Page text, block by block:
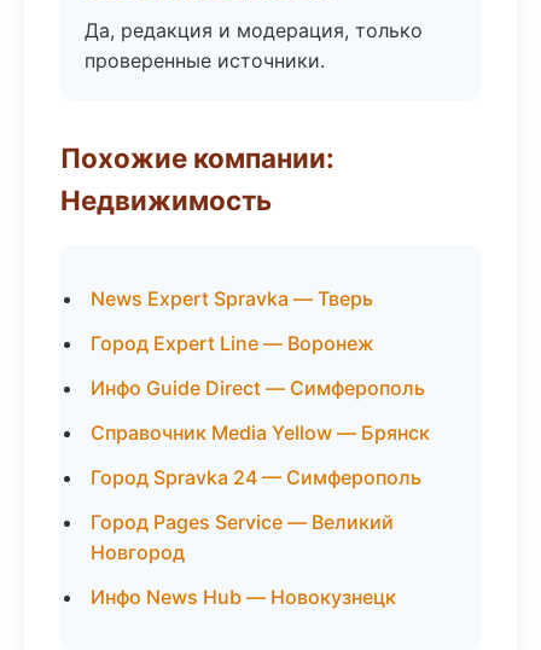
Да, редакция и модерация, только
проверенные источники.
Похожие компании:
Недвижимость
News Expert Spravka — Тверь
Город Expert Line — Воронеж
Инфо Guide Direct — Симферополь
Справочник Media Yellow — Брянск
Город Spravka 24 — Симферополь
Город Pages Service — Великий
Новгород
Инфо News Hub — Новокузнецк